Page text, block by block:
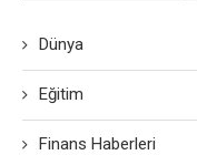
Dünya
Eğitim
Finans Haberleri